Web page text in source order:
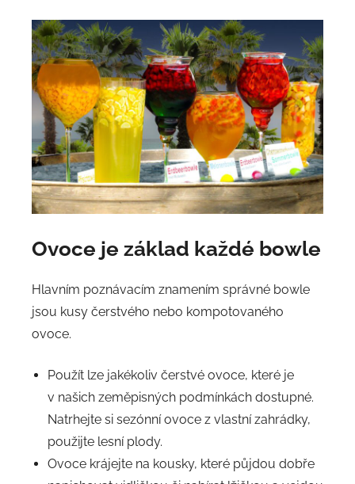
Ovoce je základ každé bowle
Hlavním poznávacím znamením správné bowle
jsou kusy čerstvého nebo kompotovaného
ovoce.
Použít lze jakékoliv čerstvé ovoce, které je
v našich zeměpisných podmínkách dostupné.
Natrhejte si sezónní ovoce z vlastní zahrádky,
použijte lesní plody.
Ovoce krájejte na kousky, které půjdou dobře